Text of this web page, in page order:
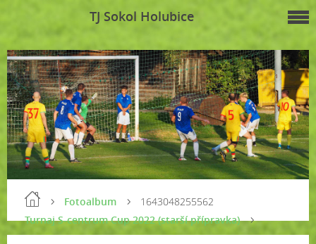
TJ Sokol Holubice
Fotoalbum
Turnaj S-centrum Cup 2022 (starší přípravka)
1643048255562